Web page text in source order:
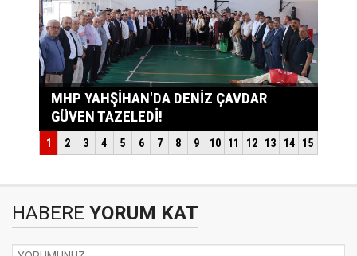
HABERE YORUM KAT